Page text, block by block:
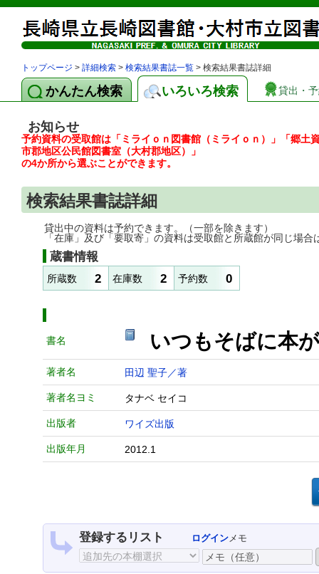
トップページ > 詳細検索 > 検索結果書誌一覧 > 検索結果書誌詳細
かんたん検索 いろいろ検索 貸出・
お知らせ
予約資料の受取館は「ミライｏｎ図書館（ミライｏｎ）」「郷
市郡地区公民館図書室（大村郡地区）」
の4か所から選ぶことができます。
検索結果書誌詳細
貸出中の資料は予約できます。（一部を除きます）
「在庫」及び「要取寄」の資料は受取館と所蔵館が同じ場合
蔵書情報
所蔵数 2 在庫数 2 予約数 0
書名 いつもそばに
著者名 田辺 聖子／著
著者名ヨミ タナベ セイコ
出版者 ワイズ出版
出版年月 2012.1
登録するリスト ログインメモ